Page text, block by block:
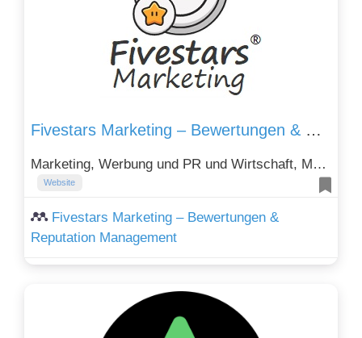
Fivestars Marketing – Bewertungen & Reputation Management
Marketing, Werbung und PR und Wirtschaft, Märkte und Branchen
Website
Fivestars Marketing – Bewertungen &
Reputation Management